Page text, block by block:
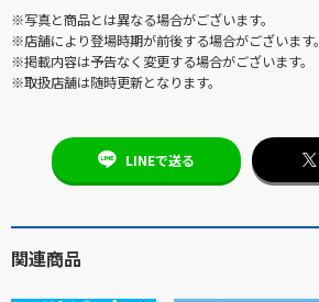
※写真と商品とは異なる場合がございます。
※店舗により登場時期が前後する場合がございます。
※掲載内容は予告なく変更する場合がございます。
※取扱店舗は随時更新となります。
LINEで送る
関連商品